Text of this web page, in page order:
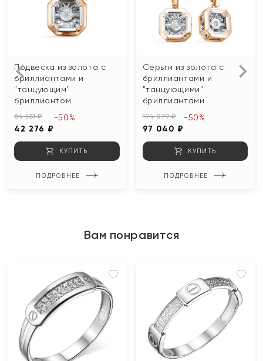
Подвеска из золота с
бриллиантами и
"танцующим"
бриллиантом
84 551 ₽
42 276 ₽
-50%
КУПИТЬ
ПОДРОБНЕЕ
Серьги из золота с
бриллиантами и
"танцующими"
бриллиантами
194 079 ₽
97 040 ₽
-50%
КУПИТЬ
ПОДРОБНЕЕ
Вам понравится